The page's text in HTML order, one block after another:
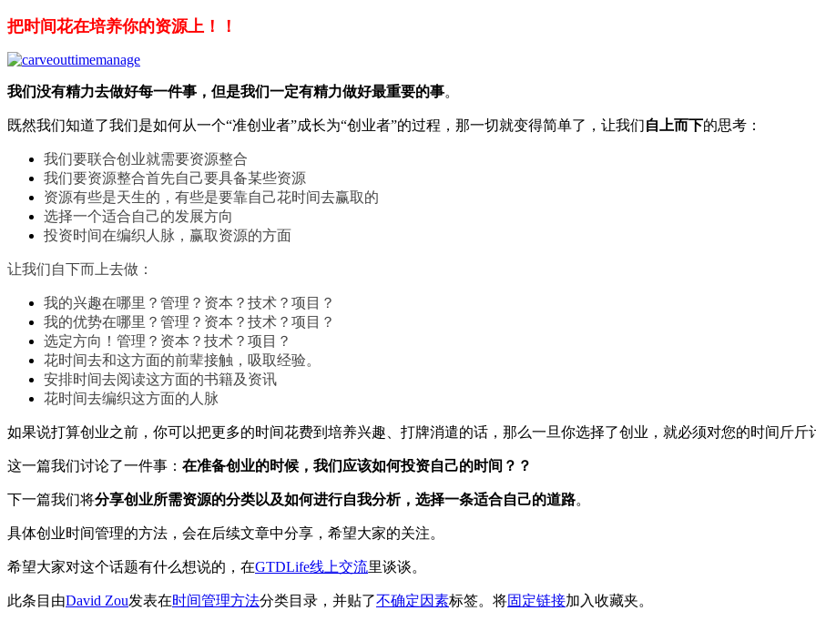
把时间花在培养你的资源上！！
我们没有精力去做好每一件事，但是我们一定有精力做好最重要的事。
既然我们知道了我们是如何从一个“准创业者”成长为“创业者”的过程，那一切就变得简单了，让我们 自上而下的思考：
我们要联合创业就需要资源整合
我们要资源整合首先自己要具备某些资源
资源有些是天生的，有些是要靠自己花时间去赢取的
选择一个适合自己的发展方向
投资时间在编织人脉，赢取资源的方面
让我们自下而上去做：
我的兴趣在哪里？管理？资本？技术？项目？
我的优势在哪里？管理？资本？技术？项目？
选定方向！管理？资本？技术？项目？
花时间去和这方面的前辈接触，吸取经验。
安排时间去阅读这方面的书籍及资讯
花时间去编织这方面的人脉
如果说打算创业之前，你可以把更多的时间花费到培养兴趣、打牌消遣的话，那么一旦你选择了创业，就必须对您的时间斤斤
这一篇我们讨论了一件事： 在准备创业的时候，我们应该如何投资自己的时间？？
下一篇我们将分享创业所需资源的分类以及如何进行自我分析，选择一条适合自己的道路。
具体创业时间管理的方法，会在后续文章中分享，希望大家的关注。
希望大家对这个话题有什么想说的，在GTDLife线上交流里谈谈。
此条目由David Zou发表在时间管理方法分类目录，并贴了不确定因素标签。将固定链接加入收藏夹。